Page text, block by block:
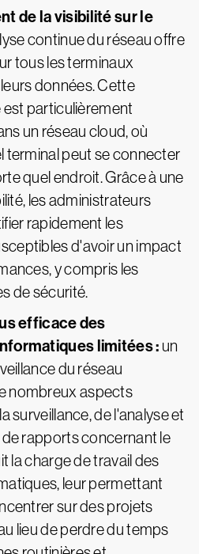
de la visibilité sur le
continue du réseau offre
tous les terminaux
données. Cette
particulièrement
un réseau cloud, où
terminal peut se connecter
quel endroit. Grâce à une
les administrateurs
rapidement les
d'avoir un impact
y compris les
de sécurité.
efficace des
limitées : un
du réseau
nombreux aspects
surveillance, de l'analyse et
rapports concernant le
la charge de travail des
leur permettant
sur des projets
lieu de perdre du temps